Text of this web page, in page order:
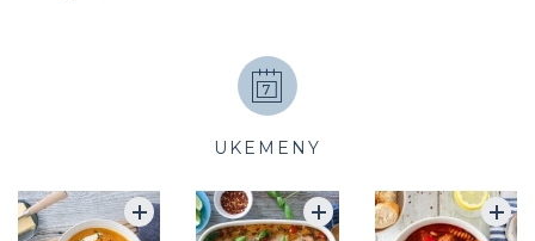
UKEMENY